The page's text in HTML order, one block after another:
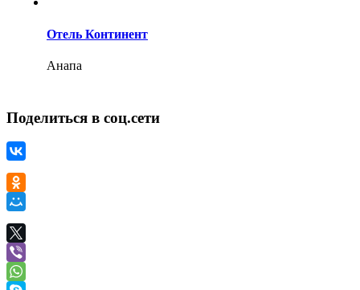
Отель Континент
Анапа
Поделиться в соц.сети